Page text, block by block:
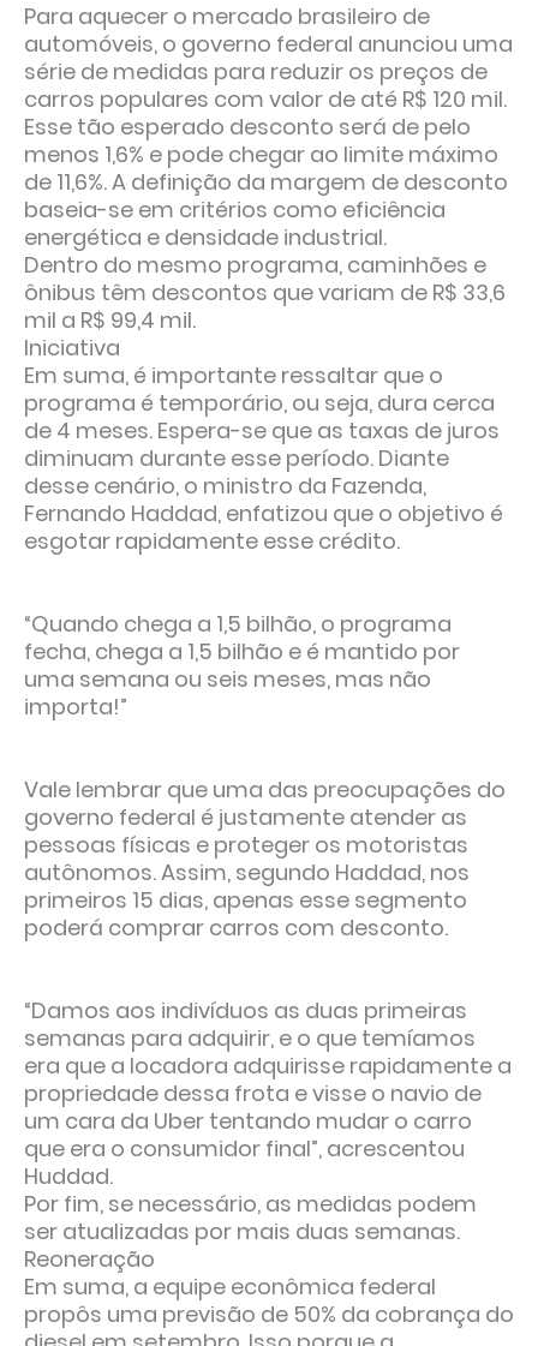
Para aquecer o mercado brasileiro de
automóveis, o governo federal anunciou uma
série de medidas para reduzir os preços de
carros populares com valor de até R$ 120 mil.
Esse tão esperado desconto será de pelo
menos 1,6% e pode chegar ao limite máximo
de 11,6%. A definição da margem de desconto
baseia-se em critérios como eficiência
energética e densidade industrial.
Dentro do mesmo programa, caminhões e
ônibus têm descontos que variam de R$ 33,6
mil a R$ 99,4 mil.
Iniciativa
Em suma, é importante ressaltar que o
programa é temporário, ou seja, dura cerca
de 4 meses. Espera-se que as taxas de juros
diminuam durante esse período. Diante
desse cenário, o ministro da Fazenda,
Fernando Haddad, enfatizou que o objetivo é
esgotar rapidamente esse crédito.
“Quando chega a 1,5 bilhão, o programa
fecha, chega a 1,5 bilhão e é mantido por
uma semana ou seis meses, mas não
importa!”
Vale lembrar que uma das preocupações do
governo federal é justamente atender as
pessoas físicas e proteger os motoristas
autônomos. Assim, segundo Haddad, nos
primeiros 15 dias, apenas esse segmento
poderá comprar carros com desconto.
“Damos aos indivíduos as duas primeiras
semanas para adquirir, e o que temíamos
era que a locadora adquirisse rapidamente a
propriedade dessa frota e visse o navio de
um cara da Uber tentando mudar o carro
que era o consumidor final”, acrescentou
Huddad.
Por fim, se necessário, as medidas podem
ser atualizadas por mais duas semanas.
Reoneração
Em suma, a equipe econômica federal
propôs uma previsão de 50% da cobrança do